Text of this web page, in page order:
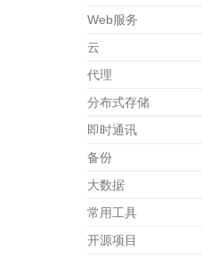
Web服务
云
代理
分布式存储
即时通讯
备份
大数据
常用工具
开源项目